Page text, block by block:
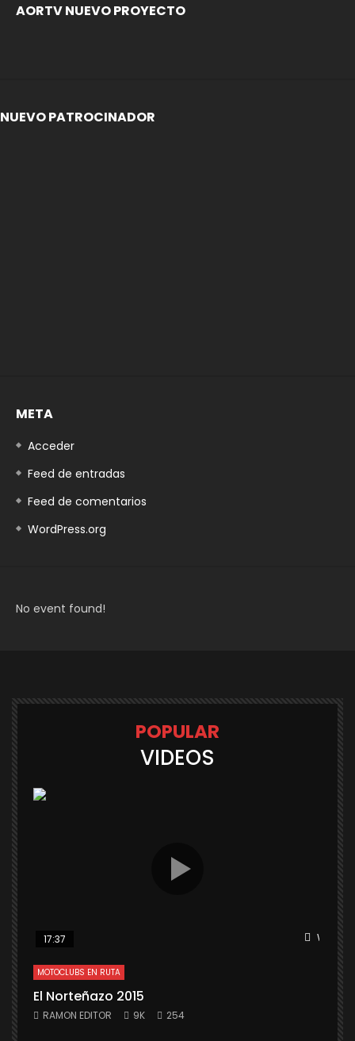
AORTV NUEVO PROYECTO
NUEVO PATROCINADOR
META
Acceder
Feed de entradas
Feed de comentarios
WordPress.org
No event found!
POPULAR
VIDEOS
Watch
17:37
MOTOCLUBS EN RUTA
El Norteñazo 2015
RAMON EDITOR 9K 254